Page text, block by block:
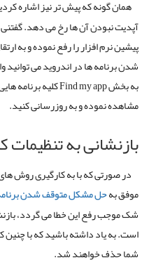
همان گونه که پیش تر نیز اشاره
آپدیت نبودن آن ها رخ می دهد.
پیشین نرم افزار را رفع نموده و به
شدن برنامه ها در اندروید می توانید
به بخشFind my app
کلیه برنامه
مشاهده نموده و به روزرسانی کنید.
بازنشانی به تنظیمات
در صورتی که با به کارگیری روش
موفق بهحل مشکلمتوقفشدن
شک موجب رفع این خطا می گردد،
است.به یاد داشته باشید که با چنین
شما حذف خواهند شد.